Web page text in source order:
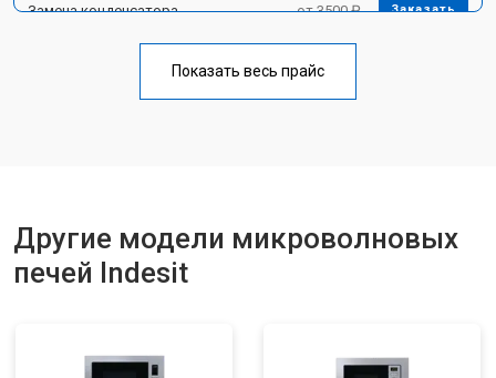
Замена конденсатора от 3500 ₽ Заказать
Ремонт платы управления
Замена лампочки от 2400 ₽
Показать весь прайс
Другие модели микроволновых
печей Indesit